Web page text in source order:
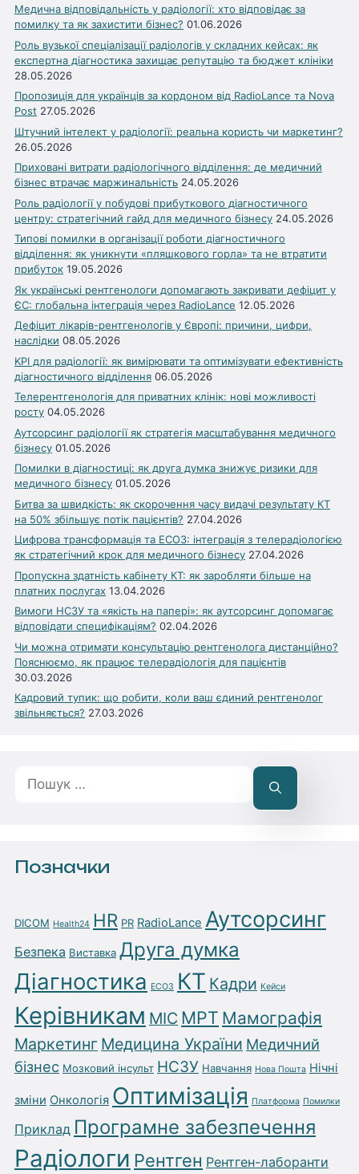
Медична відповідальність у радіології: хто відповідає за
помилку та як захистити бізнес? 01.06.2026
Роль вузької спеціалізації радіологів у складних кейсах: як
експертна діагностика захищає репутацію та бюджет клініки
28.05.2026
Пропозиція для українців за кордоном від RadioLance та Nova
Post 27.05.2026
Штучний інтелект у радіології: реальна користь чи маркетинг?
26.05.2026
Приховані витрати радіологічного відділення: де медичний
бізнес втрачає маржинальність 24.05.2026
Роль радіології у побудові прибуткового діагностичного
центру: стратегічний гайд для медичного бізнесу 24.05.2026
Типові помилки в організації роботи діагностичного
відділення: як уникнути «пляшкового горла» та не втратити
прибуток 19.05.2026
Як українські рентгенологи допомагають закривати дефіцит у
ЄС: глобальна інтеграція через RadioLance 12.05.2026
Дефіцит лікарів-рентгенологів у Європі: причини, цифри,
наслідки 08.05.2026
KPI для радіології: як вимірювати та оптимізувати ефективність
діагностичного відділення 06.05.2026
Телерентгенологія для приватних клінік: нові можливості
росту 04.05.2026
Аутсорсинг радіології як стратегія масштабування медичного
бізнесу 01.05.2026
Помилки в діагностиці: як друга думка знижує ризики для
медичного бізнесу 01.05.2026
Битва за швидкість: як скорочення часу видачі результату КТ
на 50% збільшує потік пацієнтів? 27.04.2026
Цифрова трансформація та ЕСОЗ: інтеграція з телерадіологією
як стратегічний крок для медичного бізнесу 27.04.2026
Пропускна здатність кабінету КТ: як заробляти більше на
платних послугах 13.04.2026
Вимоги НСЗУ та «якість на папері»: як аутсорсинг допомагає
відповідати специфікаціям? 02.04.2026
Чи можна отримати консультацію рентгенолога дистанційно?
Пояснюємо, як працює телерадіологія для пацієнтів
30.03.2026
Кадровий тупик: що робити, коли ваш єдиний рентгенолог
звільняється? 27.03.2026
Позначки
DICOM Health24 HR PR RadioLance Аутсорсинг
Безпека Виставка Друга думка
Діагностика ЕСОЗ КТ Кадри Кейси
Керівникам МІС МРТ Мамографія
Маркетинг Медицина України Медичний
бізнес Мозковий інсульт НСЗУ Навчання Нова Пошта Нічні
зміни Онкологія Оптимізація Платформа Помилки
Приклад Програмне забезпечення
Радіологи Рентген Рентген-лаборанти